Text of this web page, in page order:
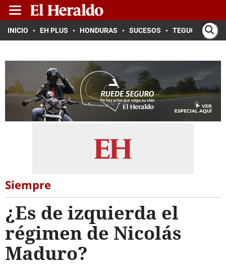
INICIO EH PLUS HONDURAS SUCESOS TEGUCIGALPA
Siempre
¿Es de izquierda el
régimen de Nicolás
Maduro?